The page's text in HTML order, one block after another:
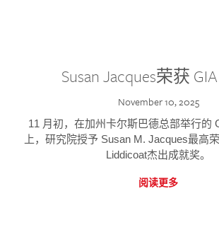
Susan Jacques荣获
November 10, 2025
11 月初，在加州卡尔斯巴德总部举行的
上，研究院授予 Susan M. Jacques最高
Liddicoat杰出成就奖。
阅读更多